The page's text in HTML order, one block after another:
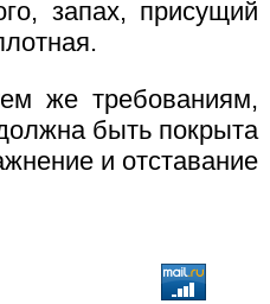
запах, присущий
же требованиям,
быть покрыта
и отставание